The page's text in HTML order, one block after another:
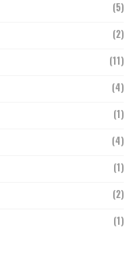
(5)
(2)
(11)
(4)
(1)
(4)
(1)
(2)
(1)